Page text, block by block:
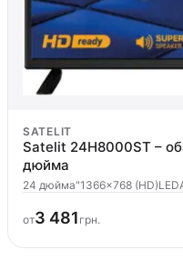
SATELIT
Satelit 24H8000ST –
дюйма
24 дюйма"1366x768 (HD)LED
от3 481 грн.